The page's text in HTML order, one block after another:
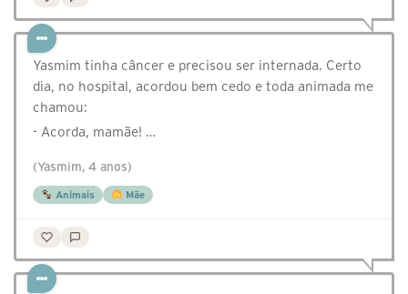
Yasmim tinha câncer e precisou ser internada. Certo
dia, no hospital, acordou bem cedo e toda animada me
chamou:
- Acorda, mamãe! …
(Yasmim, 4 anos)
Animais Mãe